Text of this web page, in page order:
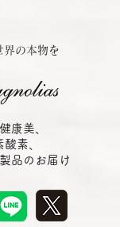
界の本物を
康美、
素、
品のお届け